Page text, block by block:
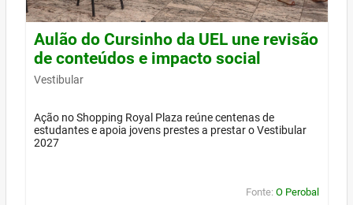
Aulão do Cursinho da UEL une revisão
de conteúdos e impacto social
Vestibular
Ação no Shopping Royal Plaza reúne centenas de
estudantes e apoia jovens prestes a prestar o Vestibular
2027
Fonte: O Perobal